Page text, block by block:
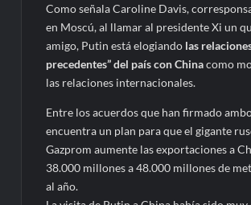
Como señala Caroline Davis,
en Moscú, al llamar al presidente Xi un
amigo, Putin está elogiando las
precedentes” del país con Chinacomo
las relaciones internacionales.
Entre los acuerdos que han firmado
encuentra un plan para que el gigante
Gazprom aumente las exportaciones a
38.000 millones a 48.000 millones de
al año.